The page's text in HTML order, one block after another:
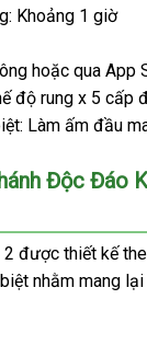
Khoảng 1 giờ
hoặc qua App
độ rung x 5 cấp
Làm ấm đầu
Độc Đáo
được thiết kế
nhằm mang